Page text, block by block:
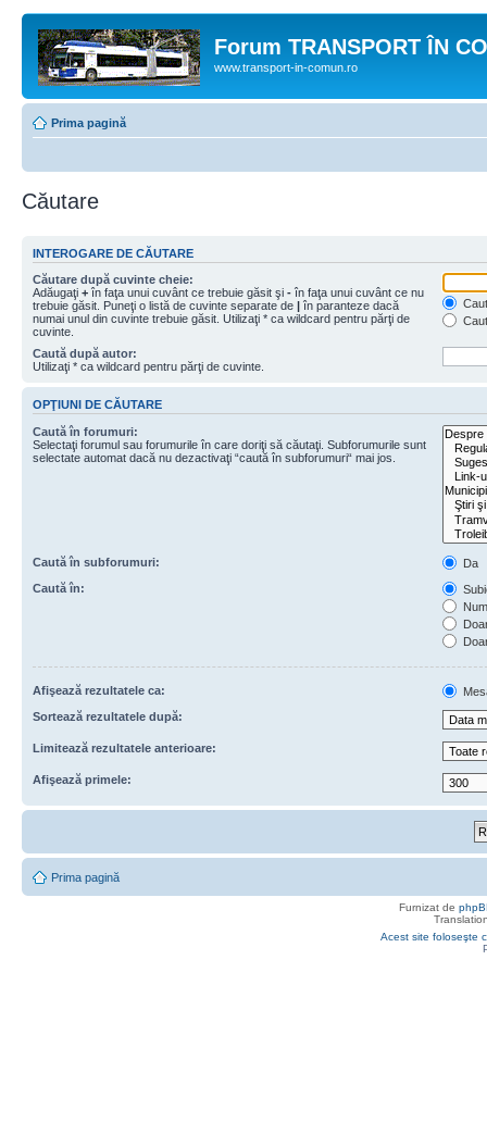
Forum TRANSPORT ÎN
www.transport-in-comun.ro
Prima pagină
Căutare
INTEROGARE DE CĂUTARE
Căutare după cuvinte cheie:
Adăugaţi + în faţa unui cuvânt ce trebuie găsit şi - în faţa unui cuvânt ce nu
trebuie găsit. Puneţi o listă de cuvinte separate de | în paranteze dacă
numai unul din cuvinte trebuie găsit. Utilizaţi * ca wildcard pentru părţi de
cuvinte.
Caută după autor:
Utilizaţi * ca wildcard pentru părţi de cuvinte.
OPŢIUNI DE CĂUTARE
Caută în forumuri:
Selectaţi forumul sau forumurile în care doriţi să căutaţi. Subforumurile sunt
selectate automat dacă nu dezactivaţi “caută în subforumuri“ mai jos.
Caută în subforumuri:
Da
Caută în:
Afişează rezultatele ca:
Sortează rezultatele după:
Limitează rezultatele anterioare:
Afişează primele:
Prima pagină
Furnizat de
Acest site foloseşte